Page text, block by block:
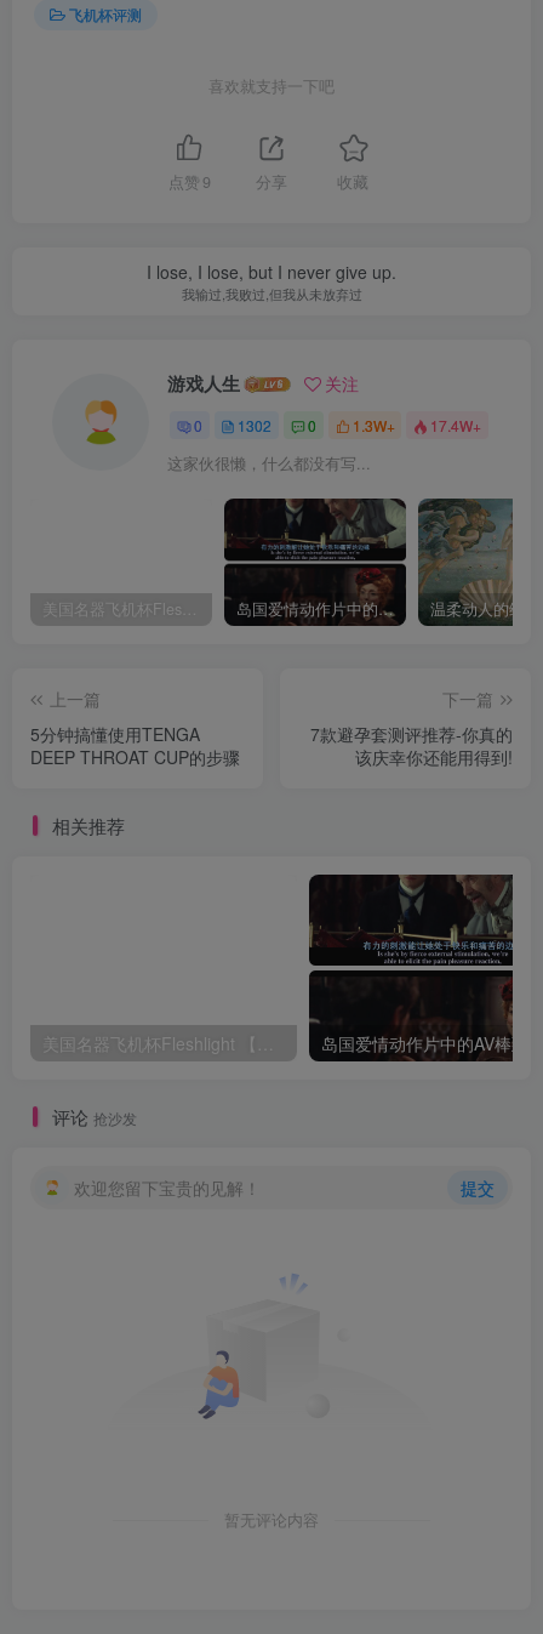
飞机杯评测
喜欢就支持一下吧
点赞 9 分享 收藏
I lose, I lose, but I never give up.
我输过,我败过,但我从未放弃过
游戏人生 关注
0 1302 0 1.3W+ 17.4W+
这家伙很懒，什么都没有写...
美国名器飞机杯Fleshlight 【Quickshot-Vantage 双头飞机杯】完全评测 岛国爱情动作片中的AV棒到底有多猛？成人用品震动棒的发展史！
上一篇
5分钟搞懂使用TENGA
DEEP THROAT CUP的步骤
下一篇
7款避孕套测评推荐-你真的
该庆幸你还能用得到!
相关推荐
评论 抢沙发
欢迎您留下宝贵的见解！ 提交
暂无评论内容